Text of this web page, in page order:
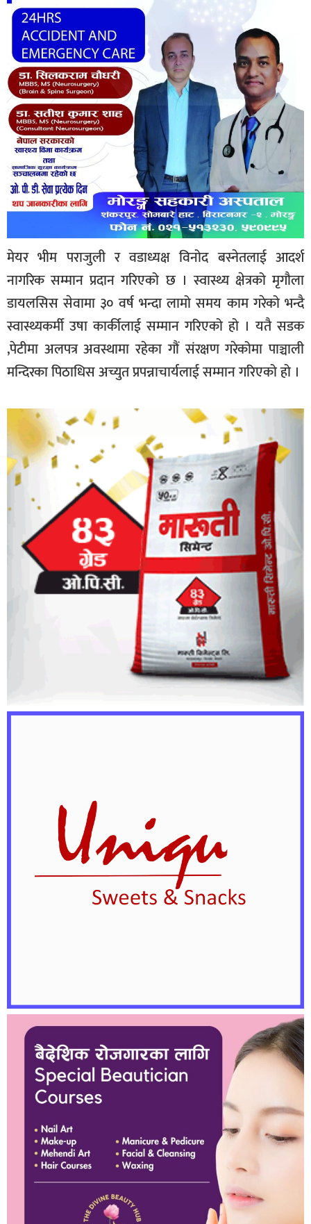
मेयर भीम पराजुली र वडाध्यक्ष विनोद बस्नेतलाई आदर्श
नागरिक सम्मान प्रदान गरिएको छ । स्वास्थ्य क्षेत्रको मृगौला
डायलसिस सेवामा ३० वर्ष भन्दा लामो समय काम गरेको भन्दै
स्वास्थ्यकर्मी उषा कार्कीलाई सम्मान गरिएको हो । यतै सडक
,पेटीमा अलपत्र अवस्थामा रहेका गौं संरक्षण गरेकोमा पाञ्चाली
मन्दिरका पिठाधिस अच्युत प्रपन्नाचार्यलाई सम्मान गरिएको हो ।